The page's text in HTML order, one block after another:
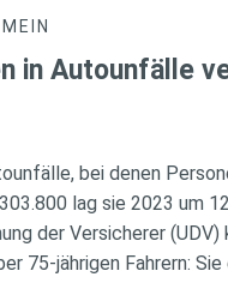
in Autounfälle
bei denen
lag sie 2023 um
der Versicherer
75-jährigen Fahrern: